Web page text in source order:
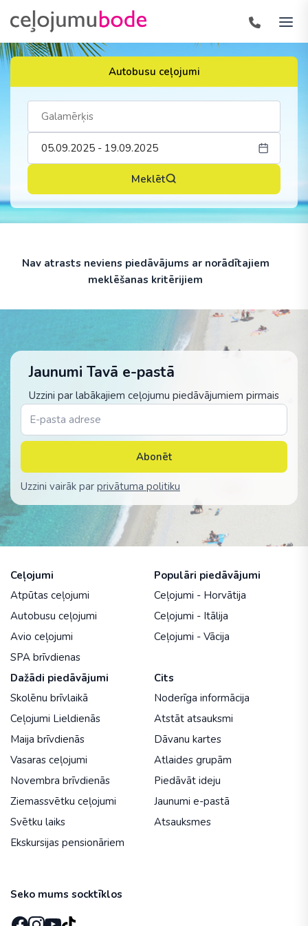
Autobusu ceļojumi
Meklēt
Nav atrasts neviens piedāvājums ar norādītajiem
meklēšanas kritērijiem
Jaunumi Tavā e-pastā
Uzzini par labākajiem ceļojumu piedāvājumiem pirmais
Abonēt
Uzzini vairāk par privātuma politiku
Ceļojumi
Atpūtas ceļojumi
Autobusu ceļojumi
Avio ceļojumi
SPA brīvdienas
Populāri piedāvājumi
Ceļojumi - Horvātija
Ceļojumi - Itālija
Ceļojumi - Vācija
Dažādi piedāvājumi
Skolēnu brīvlaikā
Ceļojumi Lieldienās
Maija brīvdienās
Vasaras ceļojumi
Novembra brīvdienās
Ziemassvētku ceļojumi
Svētku laiks
Ekskursijas pensionāriem
Cits
Noderīga informācija
Atstāt atsauksmi
Dāvanu kartes
Atlaides grupām
Piedāvāt ideju
Jaunumi e-pastā
Atsauksmes
Seko mums socktīklos